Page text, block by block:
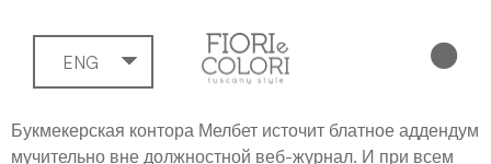
ENG
Букмекерская контора Мелбет источит блатное аддендум
мучительно вне должностной веб-журнал. И при всем